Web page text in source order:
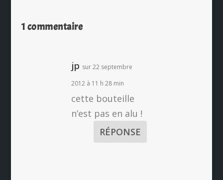
1 commentaire
jp sur 22 septembre
2012 à 11 h 28 min
cette bouteille
n’est pas en alu !
RÉPONSE